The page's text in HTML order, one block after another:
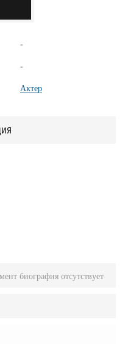
-
-
Актер
биография отсутствует